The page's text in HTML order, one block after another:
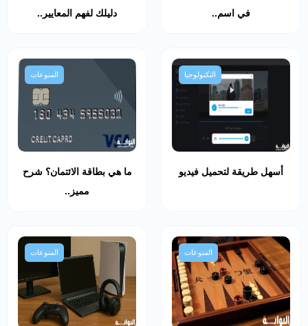
في اسم..
دليلك لفهم المعايير..
التكنولوجيا
أسهل طريقة لتحميل فيديو
المنوعات
ما هي بطاقة الائتمان؟ شرح
مميز..
المنوعات المنوعات